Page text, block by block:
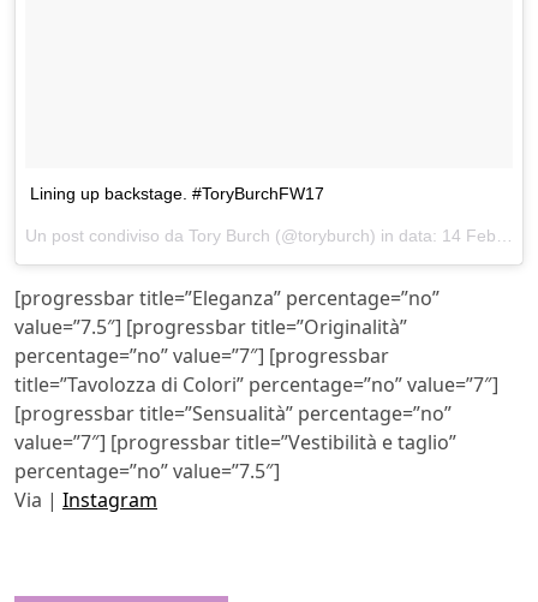
Lining up backstage. #ToryBurchFW17
Un post condiviso da Tory Burch (@toryburch) in data: 14 Feb 2017 alle ore 09:46 PST
[progressbar title=”Eleganza” percentage=”no”
value=”7.5″] [progressbar title=”Originalità”
percentage=”no” value=”7″] [progressbar
title=”Tavolozza di Colori” percentage=”no” value=”7″]
[progressbar title=”Sensualità” percentage=”no”
value=”7″] [progressbar title=”Vestibilità e taglio”
percentage=”no” value=”7.5″]
Via | Instagram